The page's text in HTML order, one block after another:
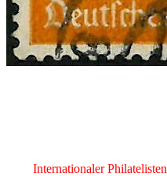
Internationaler